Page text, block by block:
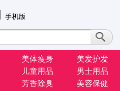
美体瘦身
美发护发
儿童用品
男士用品
芳香除臭
美容保健